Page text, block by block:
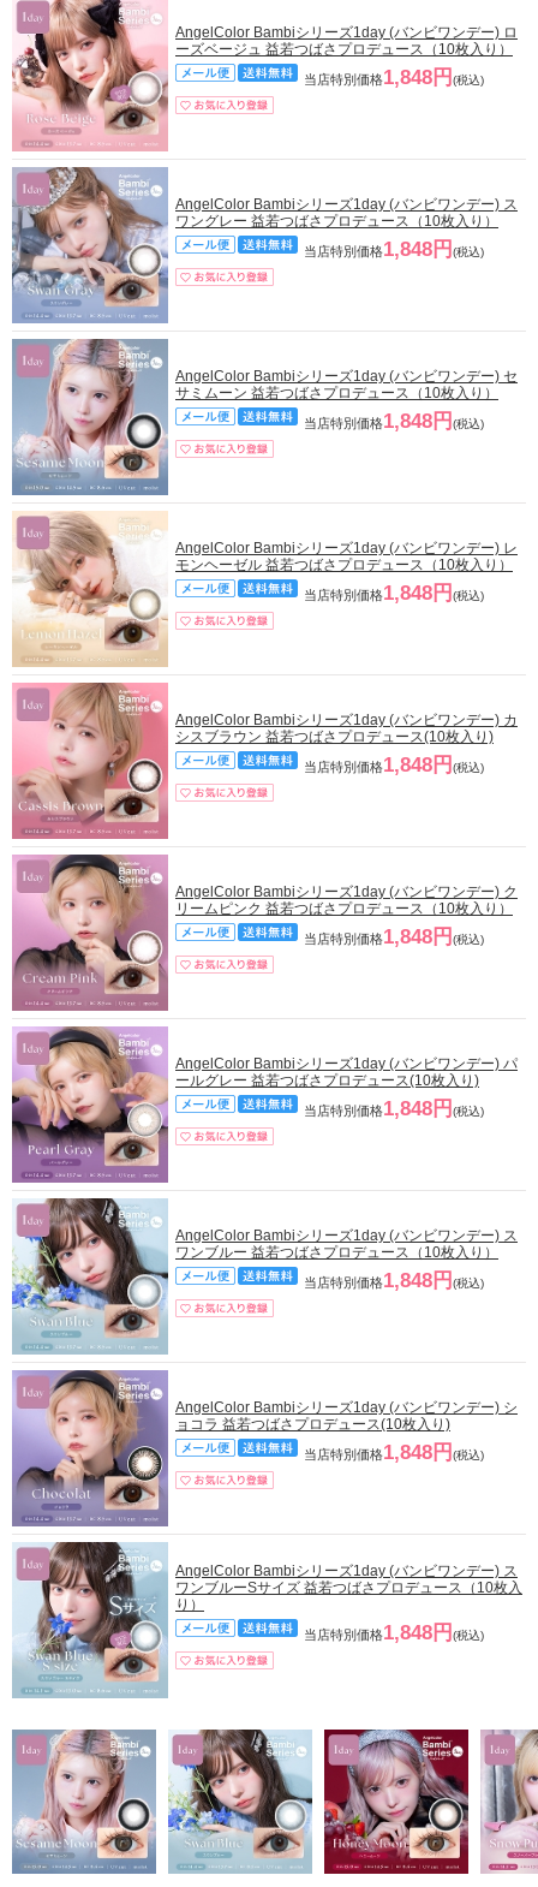
AngelColor Bambiシリーズ1day (バンビワンデー) ロ
ーズベージュ 益若つばさプロデュース（10枚入り）
当店特別価格1,848円 (税込)
AngelColor Bambiシリーズ1day (バンビワンデー) ス
ワングレー 益若つばさプロデュース（10枚入り）
当店特別価格1,848円 (税込)
AngelColor Bambiシリーズ1day (バンビワンデー) セ
サミムーン 益若つばさプロデュース（10枚入り）
当店特別価格1,848円 (税込)
AngelColor Bambiシリーズ1day (バンビワンデー) レ
モンヘーゼル 益若つばさプロデュース（10枚入り）
当店特別価格1,848円 (税込)
AngelColor Bambiシリーズ1day (バンビワンデー) カ
シスブラウン 益若つばさプロデュース(10枚入り)
当店特別価格1,848円 (税込)
AngelColor Bambiシリーズ1day (バンビワンデー) ク
リームピンク 益若つばさプロデュース（10枚入り）
当店特別価格1,848円 (税込)
AngelColor Bambiシリーズ1day (バンビワンデー) パ
ールグレー 益若つばさプロデュース(10枚入り)
当店特別価格1,848円 (税込)
AngelColor Bambiシリーズ1day (バンビワンデー) ス
ワンブルー 益若つばさプロデュース（10枚入り）
当店特別価格1,848円 (税込)
AngelColor Bambiシリーズ1day (バンビワンデー) シ
ョコラ 益若つばさプロデュース(10枚入り)
当店特別価格1,848円 (税込)
AngelColor Bambiシリーズ1day (バンビワンデー) ス
ワンブルーSサイズ 益若つばさプロデュース（10枚入
り）
当店特別価格1,848円 (税込)